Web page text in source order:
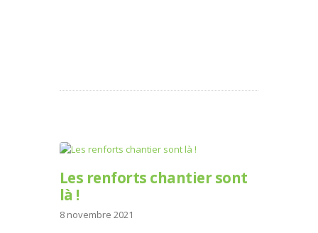
Les renforts chantier sont
là !
8 novembre 2021